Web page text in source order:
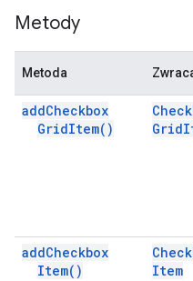
Metody
Metoda
addCheckbox
GridItem( )
Grid
addCheckbox
Item( )
Item